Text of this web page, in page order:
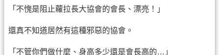
「不愧是阻止蘿拉長大協會的會長、漂亮！」
還真不知道居然有這種邪惡的協會。
「不管你們做什麼、身高多少還是會長高的…」